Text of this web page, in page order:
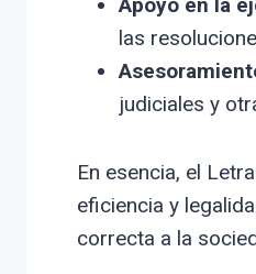
las
judiciales y
En esencia, el
eficiencia y
correcta a la